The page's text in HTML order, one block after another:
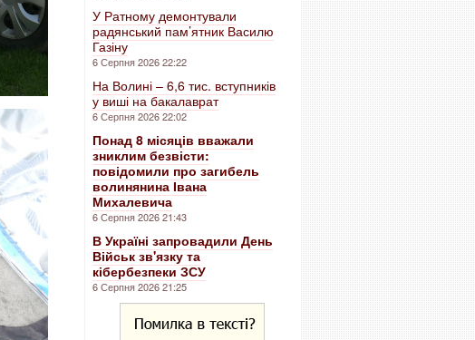
У Ратному демонтували
радянський пам’ятник Василю
Газіну
6 Серпня 2026 22:22
На Волині – 6,6 тис. вступників
у виші на бакалаврат
6 Серпня 2026 22:02
Понад 8 місяців вважали
зниклим безвісти:
повідомили про загибель
волинянина Івана
Михалевича
6 Серпня 2026 21:43
В Україні запровадили День
Військ зв'язку та
кібербезпеки ЗСУ
6 Серпня 2026 21:25